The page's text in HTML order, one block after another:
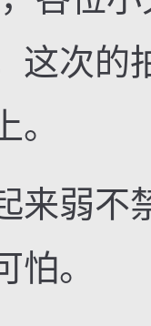
这次的
弱不
怕。